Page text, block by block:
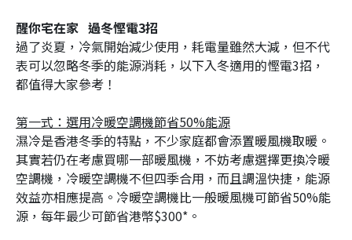
醒你宅在家 過冬慳電3招
過了炎夏，冷氣開始減少使用，耗電量雖然大減，但不代
表可以忽略冬季的能源消耗，以下入冬適用的慳電3招，
都值得大家參考！
第一式：選用冷暖空調機節省50%能源
濕冷是香港冬季的特點，不少家庭都會添置暖風機取暖。
其實若仍在考慮買哪一部暖風機，不妨考慮選擇更換冷暖
空調機，冷暖空調機不但四季合用，而且調溫快捷，能源
效益亦相應提高。冷暖空調機比一般暖風機可節省50%能
源，每年最少可節省港幣$300*。